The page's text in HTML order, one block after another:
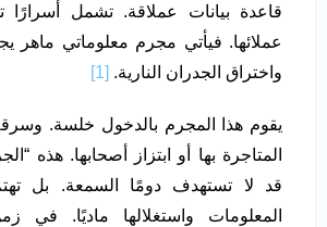
قاعدة بيانات عملاقة. تشمل أسرارًا
عملائها. فيأتي مجرم معلوماتي ماهر
واختراق الجدران النارية. [1]
يقوم هذا المجرم بالدخول خلسة.
المتاجرة بها أو ابتزاز أصحابها. هذه
قد لا تستهدف دومًا السمعة. بل
المعلومات واستغلالها ماديًا.